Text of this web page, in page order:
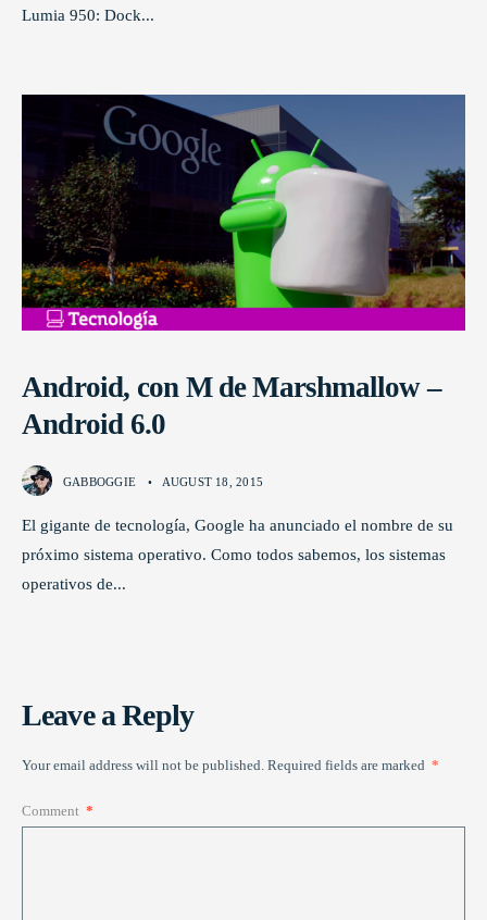
Lumia 950: Dock...
Android, con M de Marshmallow –
Android 6.0
GABBOGGIE • AUGUST 18, 2015
El gigante de tecnología, Google ha anunciado el nombre de su
próximo sistema operativo. Como todos sabemos, los sistemas
operativos de...
Leave a Reply
Your email address will not be published. Required fields are marked *
Comment *